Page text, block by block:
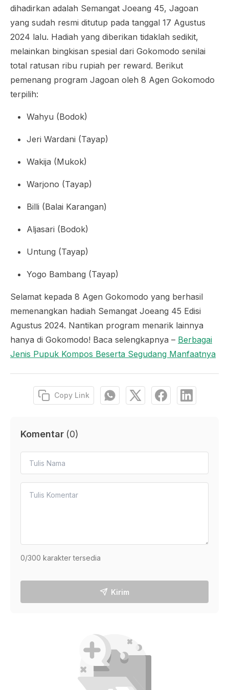
dihadirkan adalah Semangat Joeang 45, Jagoan
yang sudah resmi ditutup pada tanggal 17 Agustus
2024 lalu. Hadiah yang diberikan tidaklah sedikit,
melainkan bingkisan spesial dari Gokomodo senilai
total ratusan ribu rupiah per reward. Berikut
pemenang program Jagoan oleh 8 Agen Gokomodo
terpilih:
Wahyu (Bodok)
Jeri Wardani (Tayap)
Wakija (Mukok)
Warjono (Tayap)
Billi (Balai Karangan)
Aljasari (Bodok)
Untung (Tayap)
Yogo Bambang (Tayap)
Selamat kepada 8 Agen Gokomodo yang berhasil
memenangkan hadiah Semangat Joeang 45 Edisi
Agustus 2024. Nantikan program menarik lainnya
hanya di Gokomodo! Baca selengkapnya – Berbagai
Jenis Pupuk Kompos Beserta Segudang Manfaatnya
Copy Link
Komentar (0)
0/300 karakter tersedia
Kirim